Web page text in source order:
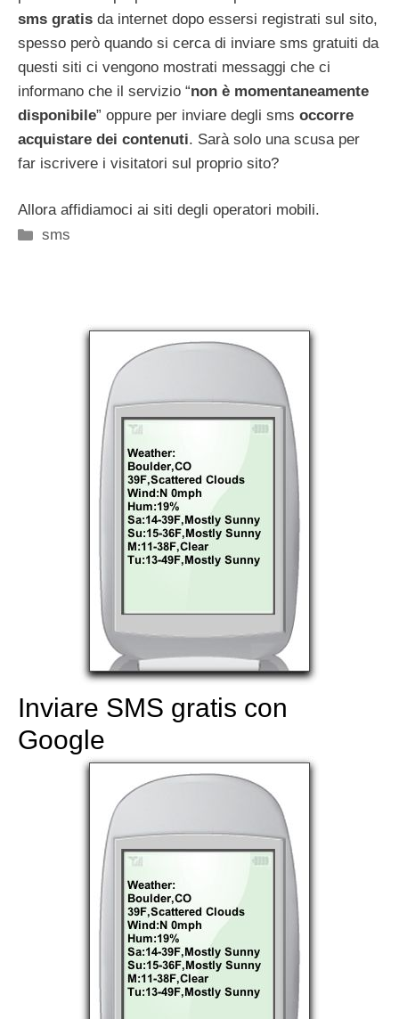
sms gratis da internet dopo essersi registrati sul sito,
spesso però quando si cerca di inviare sms gratuiti da
questi siti ci vengono mostrati messaggi che ci
informano che il servizio “non è momentaneamente
disponibile” oppure per inviare degli sms occorre
acquistare dei contenuti. Sarà solo una scusa per
far iscrivere i visitatori sul proprio sito?
Allora affidiamoci ai siti degli operatori mobili.
Categorie
sms
Inviare SMS gratis con
Google